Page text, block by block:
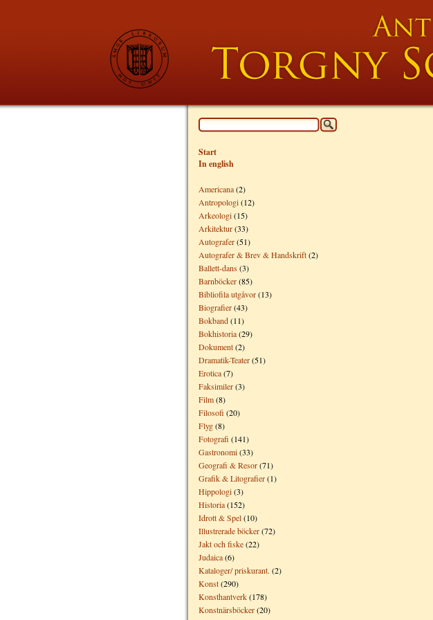
Start
In english
Americana(2)
Antropologi(12)
Arkeologi(15)
Arkitektur(33)
Autografer(51)
Autografer & Brev & Handskrift(2)
Ballett-dans (3)
Barnböcker(85)
Bibliofila utgåvor(13)
Biografier(43)
Bokband(11)
Bokhistoria(29)
Dokument(2)
Dramatik-Teater(51)
Erotica(7)
Faksimiler(3)
Film(8)
Filosofi (20)
Flyg(8)
Fotografi (141)
Gastronomi(33)
Geografi & Resor(71)
Grafik & Litografier(1)
Hippologi(3)
Historia(152)
Idrott & Spel(10)
Illustrerade böcker(72)
Jakt och fiske(22)
Judaica(6)
Kataloger/ priskurant. (2)
Konst(290)
Konsthantverk(178)
Konstnärsböcker(20)